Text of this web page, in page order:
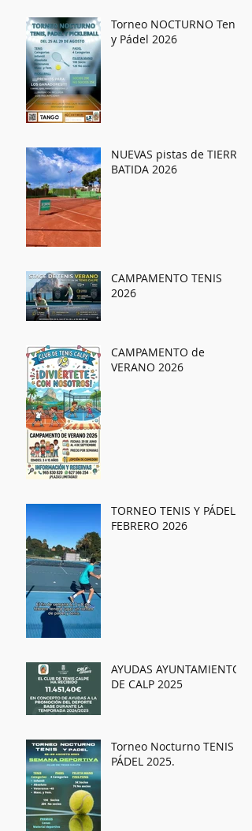
Torneo NOCTURNO Tenis
y Pádel 2026
NUEVAS pistas de TIERRA
BATIDA 2026
CAMPAMENTO TENIS
2026
CAMPAMENTO de
VERANO 2026
TORNEO TENIS Y PÁDEL
FEBRERO 2026
AYUDAS AYUNTAMIENTO
DE CALP 2025
Torneo Nocturno TENIS y
PÁDEL 2025.